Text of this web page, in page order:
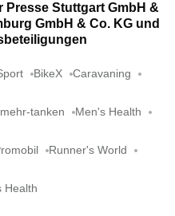
Presse Stuttgart GmbH &
GmbH & Co. KG und
BikeX Caravaning
mehr-tanken Men's Health
Runner's World
Health